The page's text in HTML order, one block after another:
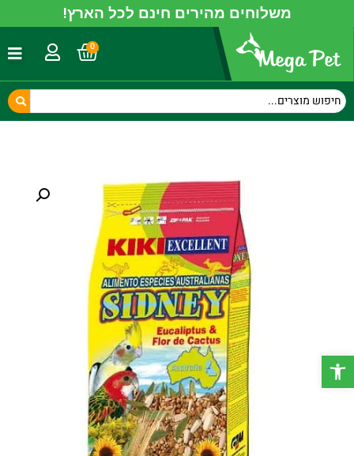
פתח סרגל נגישות
משלוחים מהירים חינם לכל הארץ!
0